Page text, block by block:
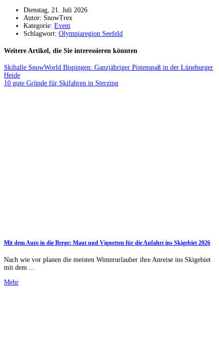
Dienstag, 21. Juli 2026
Autor: SnowTrex
Kategorie: Event
Schlagwort: Olympiaregion Seefeld
Weitere Artikel, die Sie interessieren könnten
Skihalle SnowWorld Bispingen: Ganzjähriger Pistenspaß in der Lüneburger
Heide
10 gute Gründe für Skifahren in Sterzing
Mit dem Auto in die Berge: Maut und Vignetten für die Anfahrt ins Skigebiet 2026
Nach wie vor planen die meisten Winterurlauber ihre Anreise ins Skigebiet
mit dem ...
Mehr